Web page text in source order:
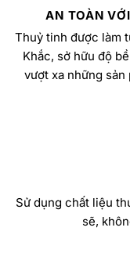
AN TOÀN
Thuỷ tinh được làm
Khắc, sở hữu độ
vượt xa những
Sử dụng chất liệu
sẽ,